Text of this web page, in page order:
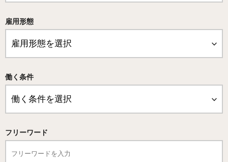
雇用形態
働く条件
フリーワード